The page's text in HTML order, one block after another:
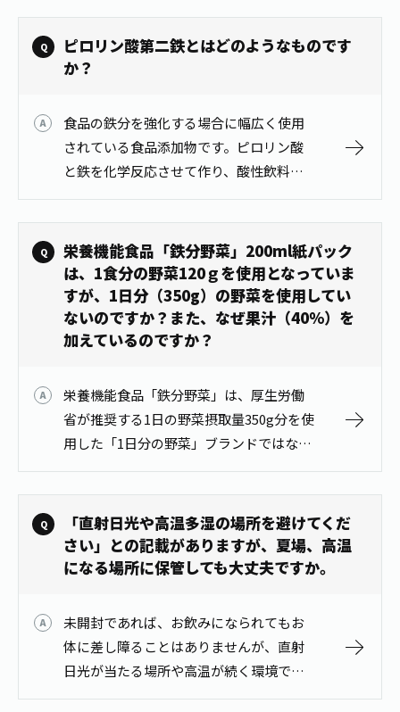
て10mg/L以下、かつ亜硝酸態窒素
0.04mg/L以下であることが定めら…
ピロリン酸第二鉄とはどのようなものです
か？
食品の鉄分を強化する場合に幅広く使用
されている食品添加物です。ピロリン酸
と鉄を化学反応させて作り、酸性飲料で
の鉄特有の風味を抑えることが特長で
す。
栄養機能食品「鉄分野菜」200ml紙パック
は、1食分の野菜120ｇを使用となっていま
すが、1日分（350g）の野菜を使用してい
ないのですか？また、なぜ果汁（40％）を
加えているのですか？
栄養機能食品「鉄分野菜」は、厚生労働
省が推奨する1日の野菜摂取量350g分を使
用した「1日分の野菜」ブランドではな
く、「ビタミン野菜」のシリーズ品で
す。 「ビタミン野菜」同様に1食分の野菜
120g（※）を使用しており、「…
「直射日光や高温多湿の場所を避けてくだ
さい」との記載がありますが、夏場、高温
になる場所に保管しても大丈夫ですか。
未開封であれば、お飲みになられてもお
体に差し障ることはありませんが、直射
日光が当たる場所や高温が続く環境での
保管は、風味や水色が変化する原因とな